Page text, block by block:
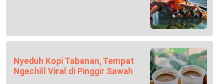
Nyeduh Kopi Tabanan, Tempat
Ngechill Viral di Pinggir Sawah